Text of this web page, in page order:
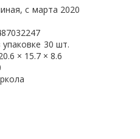
с марта 2020
30 шт.
× 15.7 × 8.6